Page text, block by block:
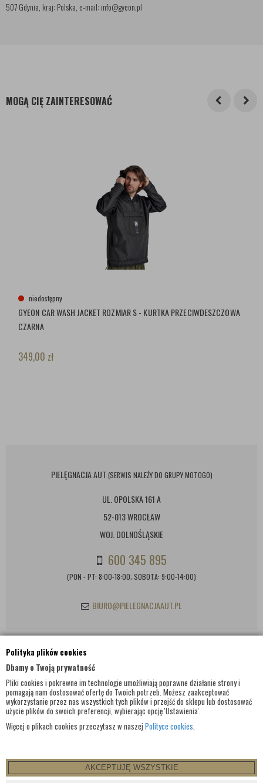
Polityka plików cookies
Dbamy o Twoją prywatność
Pliki cookies i pokrewne im technologie umożliwiają poprawne działanie strony i
pomagają nam dostosować ofertę do Twoich potrzeb. Możesz zaakceptować
wykorzystanie przez nas wszystkich tych plików i przejść do sklepu lub dostosować
użycie plików do swoich preferencji, wybierając opcję 'Ustawienia'.
Więcej o plikach cookies przeczytasz w naszej Polityce cookies.
AKCEPTUJĘ WSZYSTKIE
507 Gdynia, kraj: Polska, e-mail: info@gyeon.pl
MOGĄ CIĘ ZAINTERESOWAĆ
niedostępny
GYEON CAR WASH JACKET ROZMIAR S - KURTKA PRZECIWDESZCZOWA
CZARNA
349,00 zł
PIELĘGNACJA AUT (SERWIS NALEŻY DO GRUPY MOTOGO)
UL. OPOLSKA 161 A
52-013 WROCŁAW
WOJ. DOLNOŚLĄSKIE
600 345 895
(PON - PT: 8:00-18:00; SOBOTA: 9:00-14:00)
BIURO@PIELEGNACJAAUT.PL
INFORMACJE KONTAKTOWE